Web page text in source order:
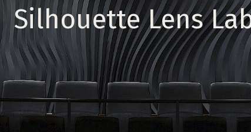
Silhouette Lens